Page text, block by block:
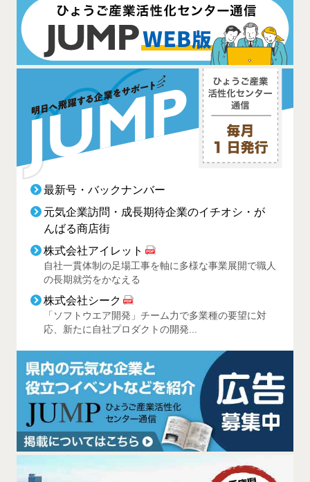
最新号・バックナンバー
元気企業訪問・成長期待企業のイチオシ・が
んばる商店街
株式会社アイレット
自社一貫体制の足場工事を軸に多様な事業展開で職人
の長期就労をかなえる
株式会社シーク
「ソフトウエア開発」チーム力で多業種の要望に対
応、新たに自社プロダクトの開発...